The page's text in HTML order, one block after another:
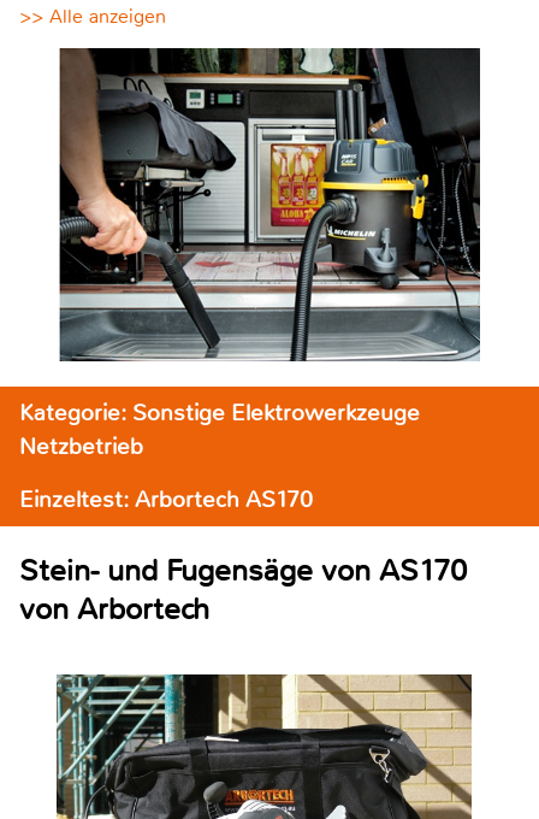
>> Alle anzeigen
Kategorie: Sonstige Elektrowerkzeuge
Netzbetrieb
Einzeltest: Arbortech AS170
Stein- und Fugensäge von AS170
von Arbortech